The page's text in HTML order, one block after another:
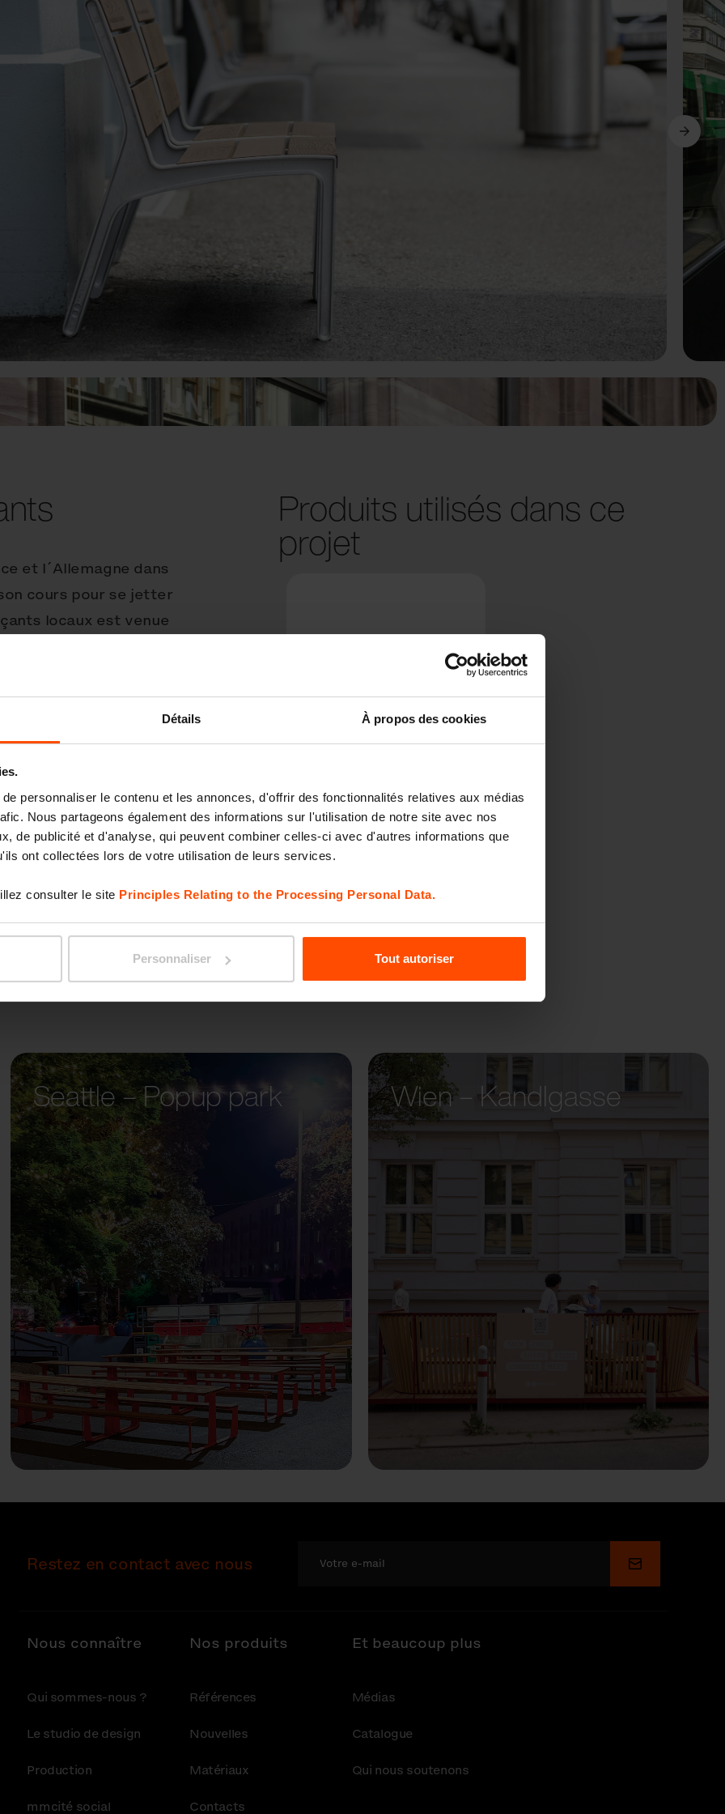
Détails À propos des cookies
personnaliser le contenu et les annonces, d'offrir des fonctionnalités relatives aux médias
Nous partageons également des informations sur l'utilisation de notre site avec nos
de publicité et d'analyse, qui peuvent combiner celles-ci avec d'autres informations que
ont collectées lors de votre utilisation de leurs services.
consulter le site Principles Relating to the Processing Personal Data.
Personnaliser Tout autoriser
et l´Allemagne dans
cours pour se jetter
locaux est venue
équipé par un
font partie des
et le soir elles
les Suisses
pourquoi nous nous
Miela. Les
parties latérales en
s´insèrent bien
Produits utilisés dans ce
projet
Seattle – Popup park Wien – Kandlgasse
Restez en contact avec nous Soumettre
Nous connaître
Qui sommes-nous ?
Le studio de design
Production
mmcité social
Nos produits
Références
Nouvelles
Matériaux
Contacts
Et beaucoup plus
Médias
Catalogue
Qui nous soutenons